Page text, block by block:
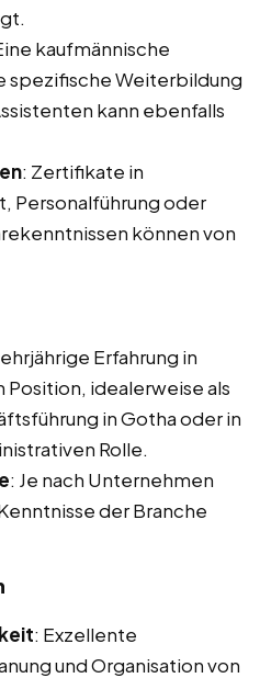
kaufmännische
spezifische Weiterbildung
kann ebenfalls
: Zertifikate in
Personalführung oder
können von
Erfahrung in
idealerweise als
in Gotha oder in
Rolle.
: Je nach Unternehmen
der Branche
: Exzellente
und Organisation von